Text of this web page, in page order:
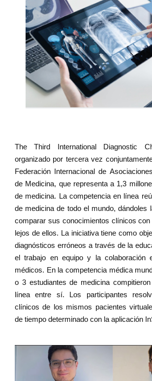
The Third International Diagnostic
organizado por tercera vez
Federación Internacional de
de Medicina, que representa a 1,3
de medicina. La competencia en línea
de medicina de todo el mundo, dándoles
comparar sus conocimientos clínicos
lejos de ellos. La iniciativa tiene como
diagnósticos erróneos a través de la
el trabajo en equipo y la colaboración
médicos. En la competencia médica
o 3 estudiantes de medicina
línea entre sí. Los participantes
clínicos de los mismos pacientes
de tiempo determinado con la aplicación